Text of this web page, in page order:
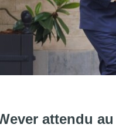
formateur Bart De
attendu au